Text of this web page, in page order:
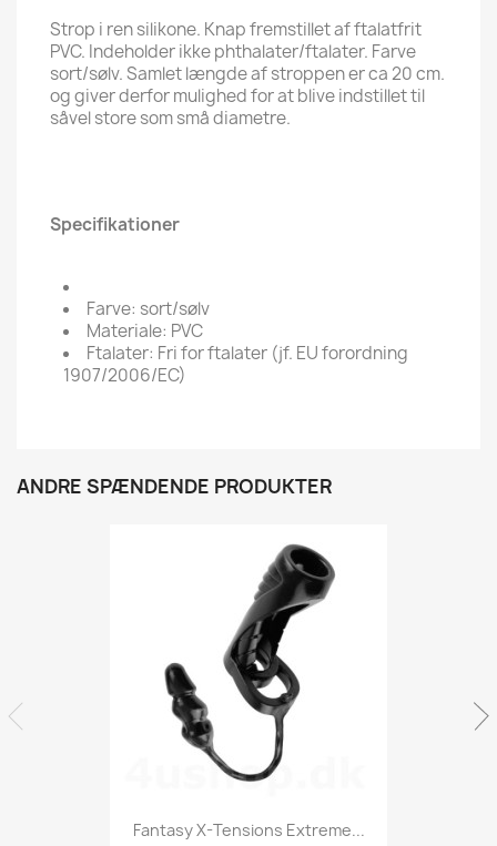
Strop i ren silikone. Knap fremstillet af ftalatfrit
PVC. Indeholder ikke phthalater/ftalater. Farve
sort/sølv. Samlet længde af stroppen er ca 20 cm.
og giver derfor mulighed for at blive indstillet til
såvel store som små diametre.
Specifikationer
Farve: sort/sølv
Materiale: PVC
Ftalater: Fri for ftalater (jf. EU forordning
1907/2006/EC)
ANDRE SPÆNDENDE PRODUKTER
Fantasy X-Tensions Extreme...